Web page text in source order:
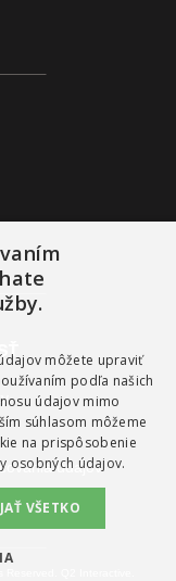
údajov
môžete upraviť
podľa našich
údajov mimo
súhlasom môžeme
na prispôsobenie
osobných údajov.
VŠETKO